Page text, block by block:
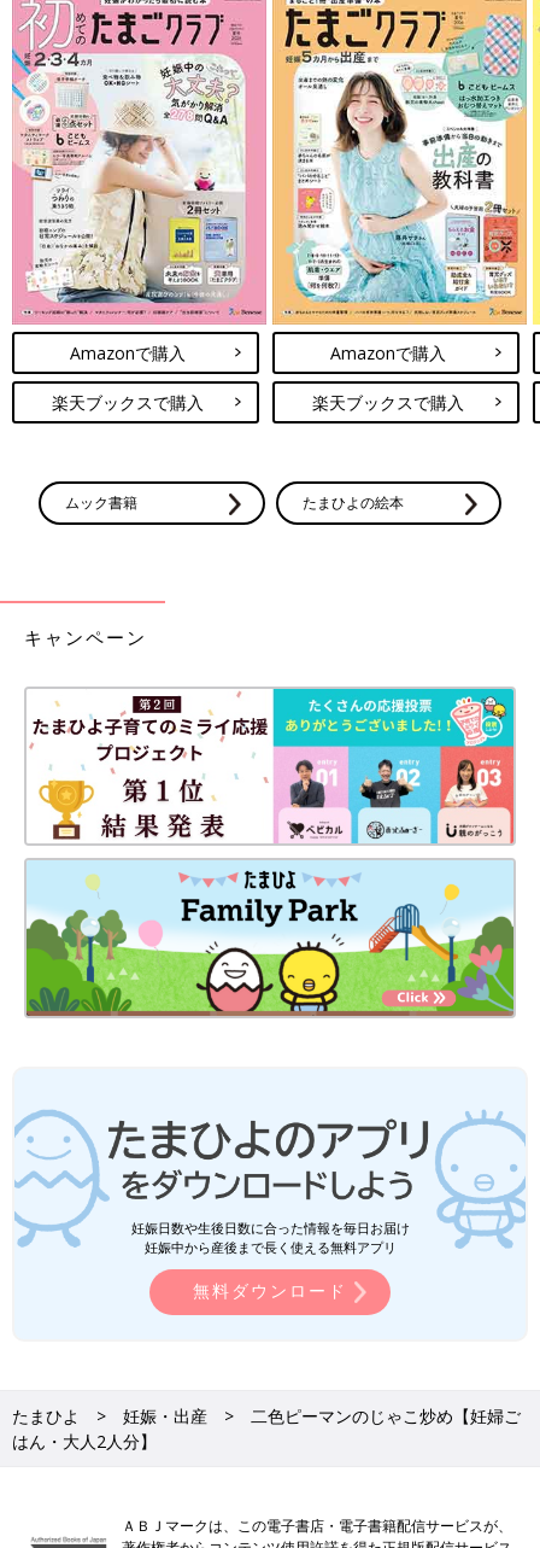
Amazonで購入
楽天ブックスで購入
Amazonで購入
楽天ブックスで購入
ムック書籍 たまひよの絵本
キャンペーン
妊娠日数や生後日数に合った情報を毎日お届け
妊娠中から産後まで長く使える無料アプリ
無料ダウンロード
たまひよ 妊娠・出産
二色ピーマンのじゃこ炒め【妊婦ご
はん・大人2人分】
ＡＢＪマークは、この電子書店・電子書籍配信サービスが、